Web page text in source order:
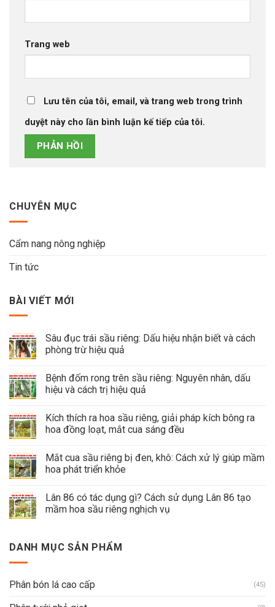
Trang web
Lưu tên của tôi, email, và trang web trong trình
duyệt này cho lần bình luận kế tiếp của tôi.
CHUYÊN MỤC
Cẩm nang nông nghiệp
Tin tức
BÀI VIẾT MỚI
Sâu đục trái sầu riêng: Dấu hiệu nhận biết và cách
phòng trừ hiệu quả
Bệnh đốm rong trên sầu riêng: Nguyên nhân, dấu
hiệu và cách trị hiệu quả
Kích thích ra hoa sầu riêng, giải pháp kích bông ra
hoa đồng loạt, mắt cua sáng đều
Mắt cua sầu riêng bị đen, khô: Cách xử lý giúp mầm
hoa phát triển khỏe
Lân 86 có tác dụng gì? Cách sử dụng Lân 86 tạo
mầm hoa sầu riêng nghịch vụ
DANH MỤC SẢN PHẨM
Phân bón lá cao cấp (45)